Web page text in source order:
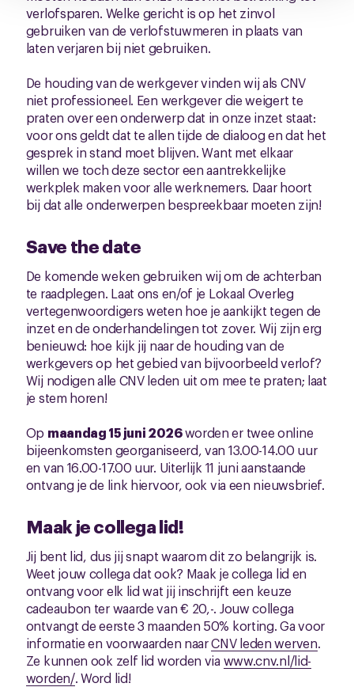
verlofsparen. Welke gericht is op het zinvol
gebruiken van de verlofstuwmeren in plaats van
laten verjaren bij niet gebruiken.
De houding van de werkgever vinden wij als CNV
niet professioneel. Een werkgever die weigert te
praten over een onderwerp dat in onze inzet staat:
voor ons geldt dat te allen tijde de dialoog en dat het
gesprek in stand moet blijven. Want met elkaar
willen we toch deze sector een aantrekkelijke
werkplek maken voor alle werknemers. Daar hoort
bij dat alle onderwerpen bespreekbaar moeten zijn!
Save the date
De komende weken gebruiken wij om de achterban
te raadplegen. Laat ons en/of je Lokaal Overleg
vertegenwoordigers weten hoe je aankijkt tegen de
inzet en de onderhandelingen tot zover. Wij zijn erg
benieuwd: hoe kijk jij naar de houding van de
werkgevers op het gebied van bijvoorbeeld verlof?
Wij nodigen alle CNV leden uit om mee te praten; laat
je stem horen!
Op maandag 15 juni 2026worden er twee online
bijeenkomsten georganiseerd, van 13.00-14.00 uur
en van 16.00-17.00 uur. Uiterlijk 11 juni aanstaande
ontvang je de link hiervoor, ook via een nieuwsbrief.
Maak je collega lid!
Jij bent lid, dus jij snapt waarom dit zo belangrijk is.
Weet jouw collega dat ook? Maak je collega lid en
ontvang voor elk lid wat jij inschrijft een keuze
cadeaubon ter waarde van € 20,-. Jouw collega
ontvangt de eerste 3 maanden 50% korting. Ga voor
informatie en voorwaarden naarCNV leden werven.
Ze kunnen ook zelf lid worden via www.cnv.nl/lid-
worden/. Word lid!